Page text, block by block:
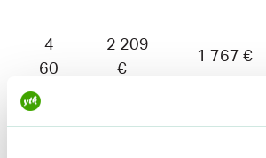
4
60
0 €
2 209
€
1 767 €